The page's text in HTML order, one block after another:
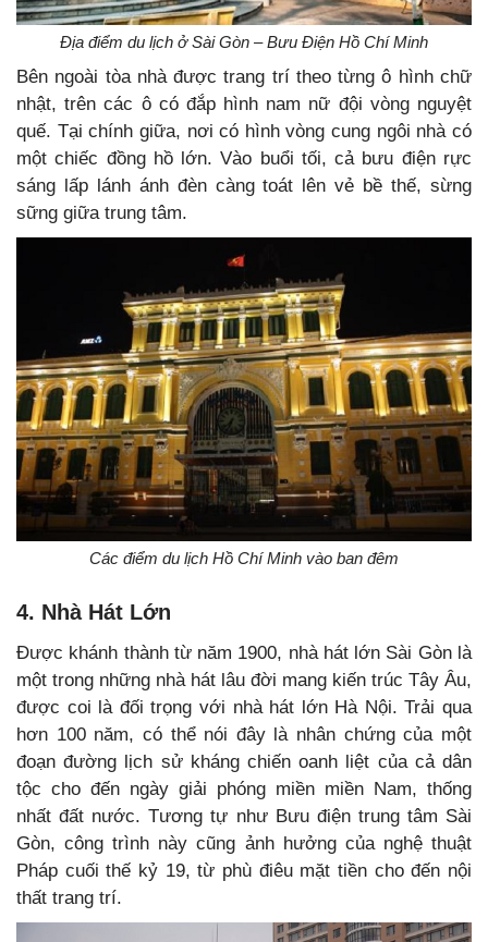
Địa điểm du lịch ở Sài Gòn – Bưu Điện Hồ Chí Minh
Bên ngoài tòa nhà được trang trí theo từng ô hình chữ
nhật, trên các ô có đắp hình nam nữ đội vòng nguyệt
quế. Tại chính giữa, nơi có hình vòng cung ngôi nhà có
một chiếc đồng hồ lớn. Vào buổi tối, cả bưu điện rực
sáng lấp lánh ánh đèn càng toát lên vẻ bề thế, sừng
sững giữa trung tâm.
Các điểm du lịch Hồ Chí Minh vào ban đêm
4. Nhà Hát Lớn
Được khánh thành từ năm 1900, nhà hát lớn Sài Gòn là
một trong những nhà hát lâu đời mang kiến trúc Tây Âu,
được coi là đối trọng với nhà hát lớn Hà Nội. Trải qua
hơn 100 năm, có thể nói đây là nhân chứng của một
đoạn đường lịch sử kháng chiến oanh liệt của cả dân
tộc cho đến ngày giải phóng miền miền Nam, thống
nhất đất nước. Tương tự như Bưu điện trung tâm Sài
Gòn, công trình này cũng ảnh hưởng của nghệ thuật
Pháp cuối thế kỷ 19, từ phù điêu mặt tiền cho đến nội
thất trang trí.